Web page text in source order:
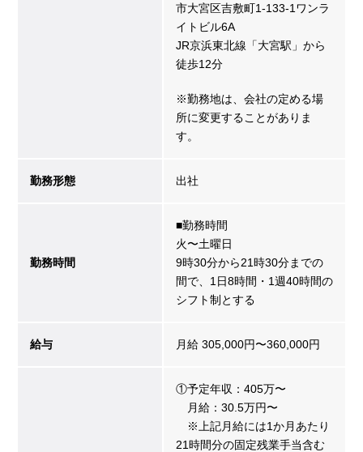
市大宮区吉敷町1-133-1ワンラ
イトビル6A
JR京浜東北線「大宮駅」から
徒歩12分
※勤務地は、会社の定める場
所に変更することがありま
す。
勤務形態 出社
勤務時間
■勤務時間
火〜土曜日
9時30分から21時30分までの
間で、1日8時間・1週40時間の
シフト制とする
給与 月給 305,000円〜360,000円
①予定年収：405万〜
月給：30.5万円〜
※上記月給には1か月あたり
21時間分の固定残業手当含む